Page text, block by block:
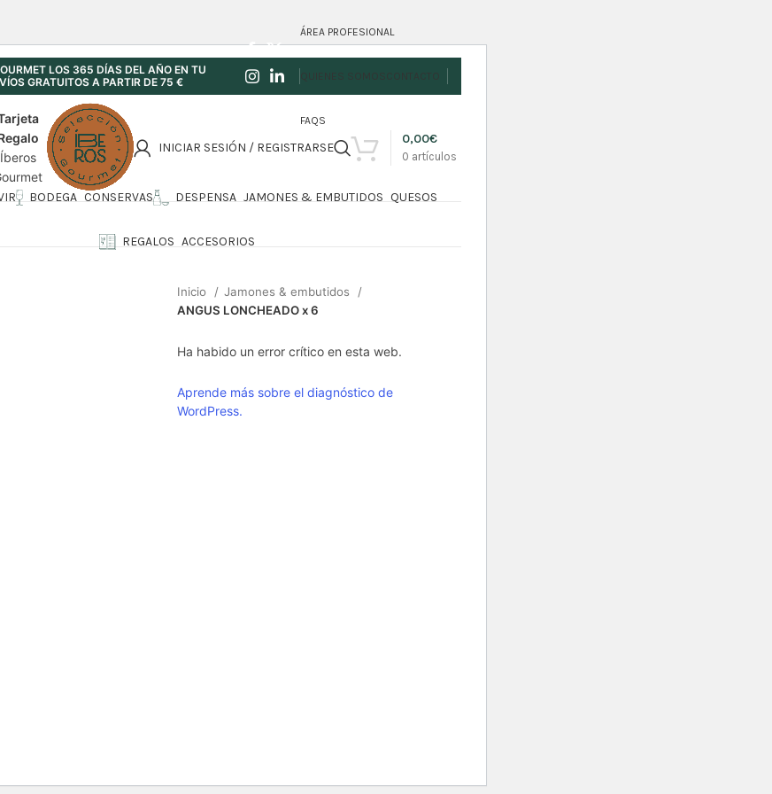
LOS 365 DÍAS DEL AÑO EN TU
GRATUITOS A PARTIR DE 75 €
ÁREA PROFESIONAL
FAQS
Íberos
INICIAR SESIÓN / REGISTRARSE
0 artículos
0,00€
BODEGA CONSERVAS DESPENSA JAMONES & EMBUTIDOS QUESOS
REGALOS ACCESORIOS
Inicio
Jamones & embutidos
ANGUS LONCHEADO x 6
Ha habido un error crítico en esta web.
Aprende más sobre el diagnóstico de
WordPress.